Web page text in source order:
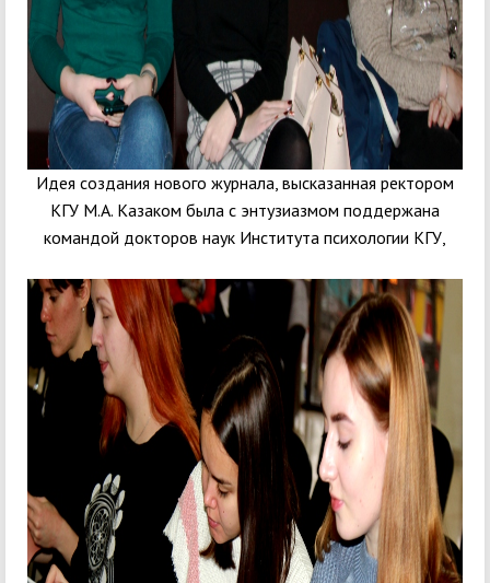
Идея создания нового журнала, высказанная ректором
КГУ М.А. Казаком была с энтузиазмом поддержана
командой докторов наук Института психологии КГУ,